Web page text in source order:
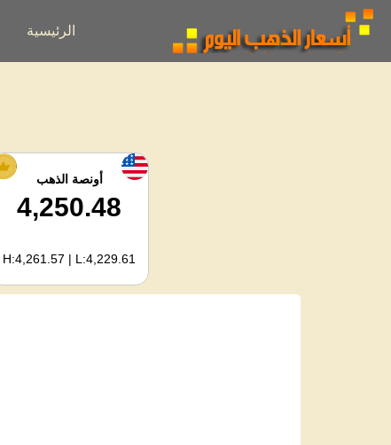
الرئيسية
أونصة الذهب
4,250.48
H:4,261.57 | L:4,229.61